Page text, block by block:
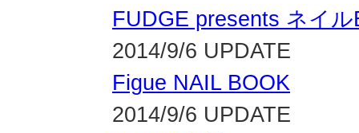
FUDGE presents ネイ
2014/9/6 UPDATE
Figue NAIL BOOK
2014/9/6 UPDATE